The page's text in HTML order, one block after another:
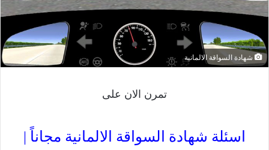
شهادة السواقة الالمانية
تمرن الان على
اسئلة شهادة السواقة الالمانية مجاناً |